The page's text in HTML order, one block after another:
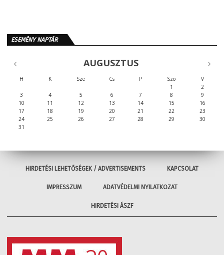
ESEMÉNY NAPTÁR
AUGUSZTUS
H K Sze Cs P Szo
V
1
2
3
4 5 6 7 8
9
10
11 12 13 14 15
16
17
18 19 20 21 22
23
24
25 26 27 28 29
30
31
HIRDETÉSI LEHETŐSÉGEK / ADVERTISEMENTS KAPCSOLAT
IMPRESSZUM ADATVÉDELMI NYILATKOZAT
HIRDETÉSI ÁSZF